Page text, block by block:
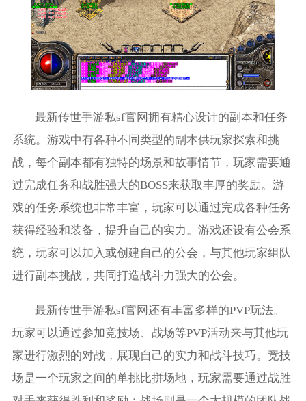
最新传世手游私sf官网拥有精心设计的副本和任务
系统。游戏中有各种不同类型的副本供玩家探索和挑
战，每个副本都有独特的场景和故事情节，玩家需要通
过完成任务和战胜强大的BOSS来获取丰厚的奖励。游
戏的任务系统也非常丰富，玩家可以通过完成各种任务
获得经验和装备，提升自己的实力。游戏还设有公会系
统，玩家可以加入或创建自己的公会，与其他玩家组队
进行副本挑战，共同打造战斗力强大的公会。
最新传世手游私sf官网还有丰富多样的PVP玩法。
玩家可以通过参加竞技场、战场等PVP活动来与其他玩
家进行激烈的对战，展现自己的实力和战斗技巧。竞技
场是一个玩家之间的单挑比拼场地，玩家需要通过战胜